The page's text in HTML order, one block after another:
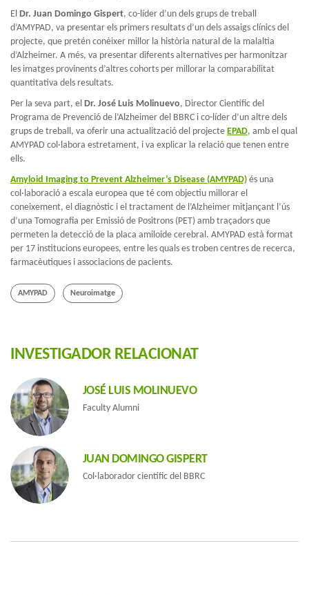
El Dr. Juan Domingo Gispert, co-líder d’un dels grups de treball
d’AMYPAD, va presentar els primers resultats d’un dels assaigs clínics del
projecte, que pretén conèixer millor la història natural de la malaltia
d’Alzheimer. A més, va presentar diferents alternatives per harmonitzar
les imatges provinents d’altres cohorts per millorar la comparabilitat
quantitativa dels resultats.
Per la seva part, el Dr. José Luis Molinuevo, Director Científic del
Programa de Prevenció de l’Alzheimer del BBRC i co-líder d’un altre dels
grups de treball, va oferir una actualització del projecte EPAD, amb el qual
AMYPAD col·labora estretament, i va explicar la relació que tenen entre
ells.
Amyloid Imaging to Prevent Alzheimer’s Disease (AMYPAD) és una
col·laboració a escala europea que té com objectiu millorar el
coneixement, el diagnòstic i el tractament de l’Alzheimer mitjançant l’ús
d’una Tomografia per Emissió de Positrons (PET) amb traçadors que
permeten la detecció de la placa amiloide cerebral. AMYPAD està format
per 17 institucions europees, entre les quals es troben centres de recerca,
farmacèutiques i associacions de pacients.
AMYPAD Neuroimatge
INVESTIGADOR RELACIONAT
JOSÉ LUIS MOLINUEVO
Faculty Alumni
JUAN DOMINGO GISPERT
Col·laborador científic del BBRC